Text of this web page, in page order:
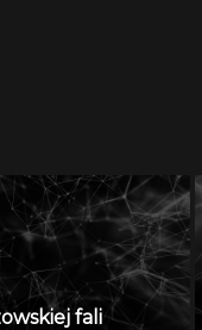
fali